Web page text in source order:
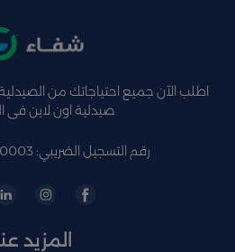
اطلب الآن جميع احتياجاتك من
صيدلية اون لاين فى
رقم التسجيل الضريبي: 311205970900003
المزيد